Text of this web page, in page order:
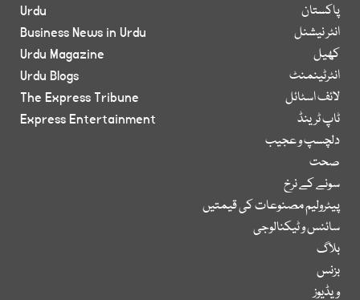
پاکستان
انٹر نیشنل
کھیل
انٹرٹینمنٹ
لائف اسٹائل
ٹاپ ٹرینڈ
دلچسپ و عجیب
صحت
سونے کے نرخ
پیٹرولیم مصنوعات کی قیمتیں
سائنس و ٹیکنالوجی
بلاگ
بزنس
ویڈیوز
Urdu
Business News in Urdu
Urdu Magazine
Urdu Blogs
The Express Tribune
Express Entertainment